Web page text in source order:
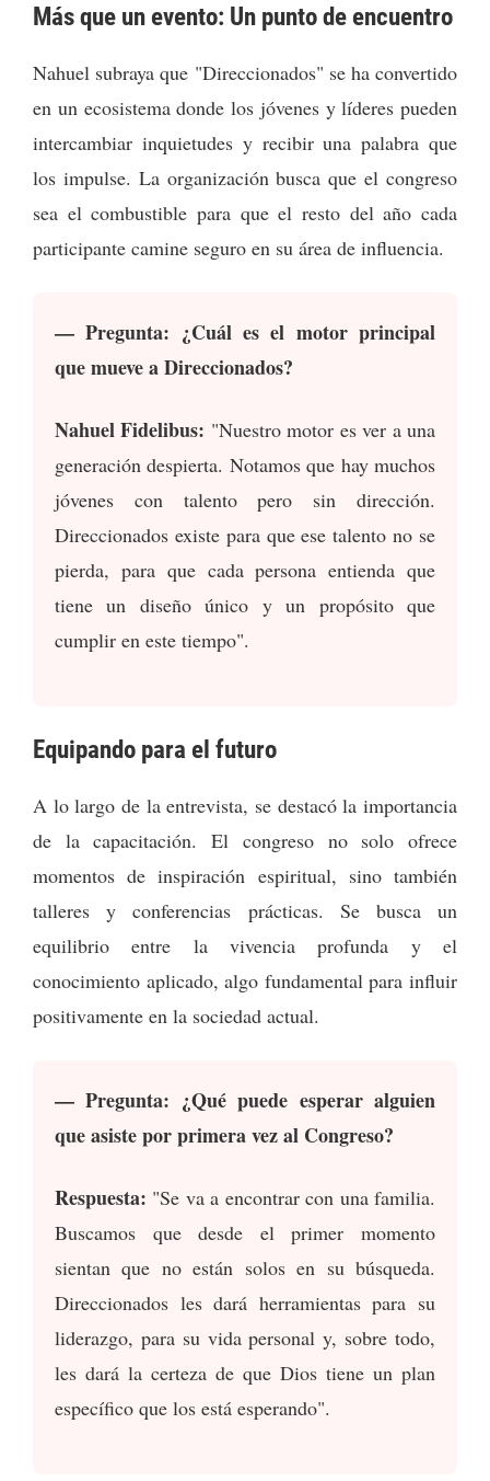
Más que un evento: Un punto de encuentro
Nahuel subraya que "Direccionados" se ha convertido
en un ecosistema donde los jóvenes y líderes pueden
intercambiar inquietudes y recibir una palabra que
los impulse. La organización busca que el congreso
sea el combustible para que el resto del año cada
participante camine seguro en su área de influencia.
— Pregunta: ¿Cuál es el motor principal
que mueve a Direccionados?
Nahuel Fidelibus: "Nuestro motor es ver a una
generación despierta. Notamos que hay muchos
jóvenes con talento pero sin dirección.
Direccionados existe para que ese talento no se
pierda, para que cada persona entienda que
tiene un diseño único y un propósito que
cumplir en este tiempo".
Equipando para el futuro
A lo largo de la entrevista, se destacó la importancia
de la capacitación. El congreso no solo ofrece
momentos de inspiración espiritual, sino también
talleres y conferencias prácticas. Se busca un
equilibrio entre la vivencia profunda y el
conocimiento aplicado, algo fundamental para influir
positivamente en la sociedad actual.
— Pregunta: ¿Qué puede esperar alguien
que asiste por primera vez al Congreso?
Respuesta: "Se va a encontrar con una familia.
Buscamos que desde el primer momento
sientan que no están solos en su búsqueda.
Direccionados les dará herramientas para su
liderazgo, para su vida personal y, sobre todo,
les dará la certeza de que Dios tiene un plan
específico que los está esperando".